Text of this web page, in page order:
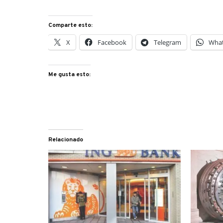
Comparte esto:
X Facebook Telegram
Me gusta esto:
Relacionado